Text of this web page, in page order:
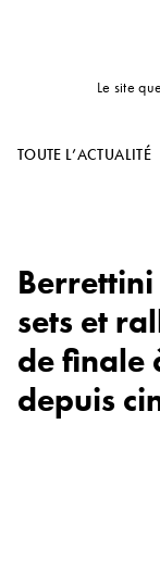
Le site
TOUTE L’ACTUALITÉ
sets et
de finale
depuis